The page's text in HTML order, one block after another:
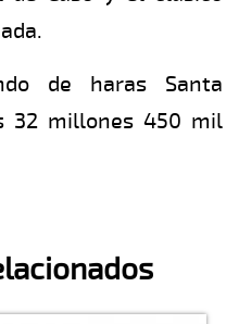
de haras Santa
32 millones 450 mil